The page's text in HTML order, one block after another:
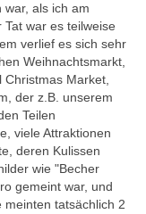
war, als ich am
war es teilweise
verlief es sich sehr
Weihnachtsmarkt,
Christmas Market,
der z.B. unserem
Teilen
viele Attraktionen
deren Kulissen
wie "Becher
gemeint war, und
meinten tatsächlich 2